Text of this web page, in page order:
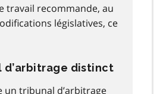
t
e
travail recommande, au
législatives, ce
d’arbitrage distinct
un tribunal d’arbitrage